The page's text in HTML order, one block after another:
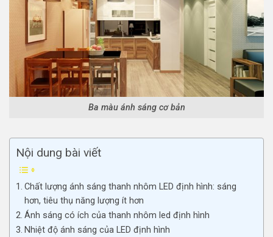
Ba màu ánh sáng cơ bản
Nội dung bài viết
Chất lượng ánh sáng thanh nhôm LED định hình: sáng
hơn, tiêu thụ năng lượng ít hơn
Ánh sáng có ích của thanh nhôm led định hình
Nhiệt độ ánh sáng của LED định hình